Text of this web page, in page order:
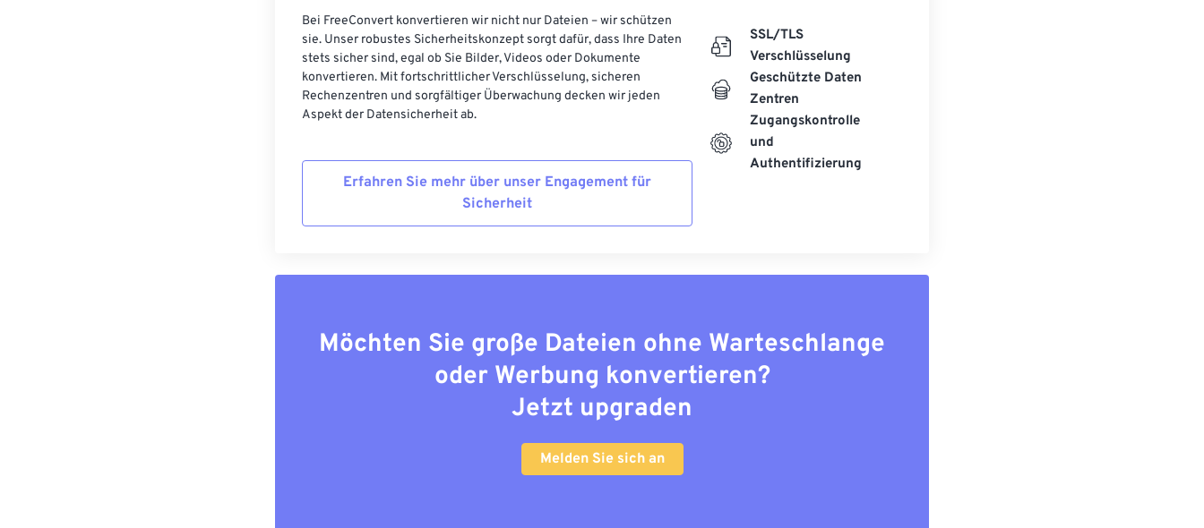
Bei FreeConvert konvertieren wir nicht nur Dateien – wir schützen
sie. Unser robustes Sicherheitskonzept sorgt dafür, dass Ihre Daten
stets sicher sind, egal ob Sie Bilder, Videos oder Dokumente
konvertieren. Mit fortschrittlicher Verschlüsselung, sicheren
Rechenzentren und sorgfältiger Überwachung decken wir jeden
Aspekt der Datensicherheit ab.
Erfahren Sie mehr über unser Engagement für
Sicherheit
SSL/TLS
Verschlüsselung
Geschützte Daten
Zentren
Zugangskontrolle
und
Authentifizierung
Möchten Sie große Dateien ohne Warteschlange
oder Werbung konvertieren?
Jetzt upgraden
Melden Sie sich an